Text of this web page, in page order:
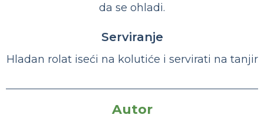
da se ohladi.
Serviranje
Hladan rolat iseći na kolutiće i servirati na tanjir
Autor